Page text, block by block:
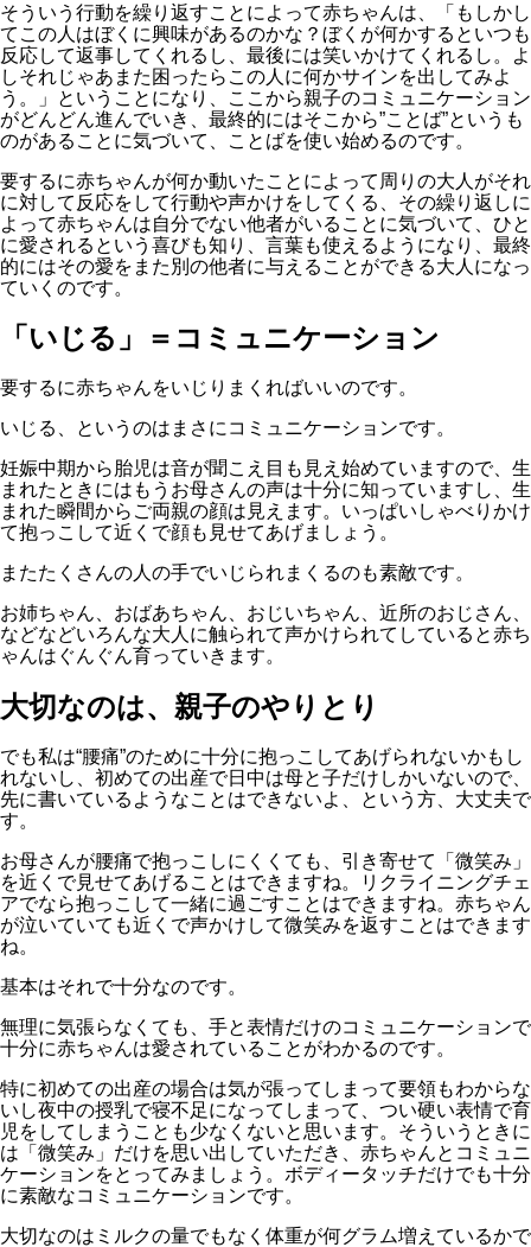
そういう行動を繰り返すことによって赤ちゃんは、「もしかし
てこの人はぼくに興味があるのかな？ぼくが何かするといつも
反応して返事してくれるし、最後には笑いかけてくれるし。よ
しそれじゃあまた困ったらこの人に何かサインを出してみよ
う。」ということになり、ここから親子のコミュニケーション
がどんどん進んでいき、最終的にはそこから”ことば”というも
のがあることに気づいて、ことばを使い始めるのです。
要するに赤ちゃんが何か動いたことによって周りの大人がそれ
に対して反応をして行動や声かけをしてくる、その繰り返しに
よって赤ちゃんは自分でない他者がいることに気づいて、ひと
に愛されるという喜びも知り、言葉も使えるようになり、最終
的にはその愛をまた別の他者に与えることができる大人になっ
ていくのです。
「いじる」＝コミュニケーション
要するに赤ちゃんをいじりまくればいいのです。
いじる、というのはまさにコミュニケーションです。
妊娠中期から胎児は音が聞こえ目も見え始めていますので、生
まれたときにはもうお母さんの声は十分に知っていますし、生
まれた瞬間からご両親の顔は見えます。いっぱいしゃべりかけ
て抱っこして近くで顔も見せてあげましょう。
またたくさんの人の手でいじられまくるのも素敵です。
お姉ちゃん、おばあちゃん、おじいちゃん、近所のおじさん、
などなどいろんな大人に触られて声かけられてしていると赤ち
ゃんはぐんぐん育っていきます。
大切なのは、親子のやりとり
でも私は“腰痛”のために十分に抱っこしてあげられないかもし
れないし、初めての出産で日中は母と子だけしかいないので、
先に書いているようなことはできないよ、という方、大丈夫で
す。
お母さんが腰痛で抱っこしにくくても、引き寄せて「微笑み」
を近くで見せてあげることはできますね。リクライニングチェ
アでなら抱っこして一緒に過ごすことはできますね。赤ちゃん
が泣いていても近くで声かけして微笑みを返すことはできます
ね。
基本はそれで十分なのです。
無理に気張らなくても、手と表情だけのコミュニケーションで
十分に赤ちゃんは愛されていることがわかるのです。
特に初めての出産の場合は気が張ってしまって要領もわからな
いし夜中の授乳で寝不足になってしまって、つい硬い表情で育
児をしてしまうことも少なくないと思います。そういうときに
は「微笑み」だけを思い出していただき、赤ちゃんとコミュニ
ケーションをとってみましょう。ボディータッチだけでも十分
に素敵なコミュニケーションです。
大切なのはミルクの量でもなく体重が何グラム増えているかで